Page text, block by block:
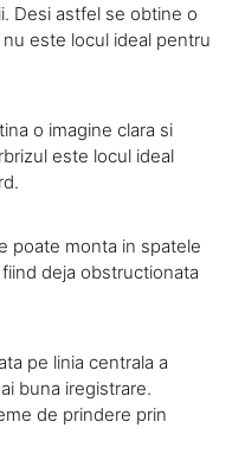
Desi astfel se obtine o
este locul ideal pentru
o imagine clara si
este locul ideal
poate monta in spatele
deja obstructionata
pe linia centrala a
buna iregistrare.
de prindere prin